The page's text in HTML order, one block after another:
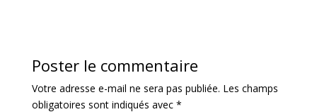
Poster le commentaire
Votre adresse e-mail ne sera pas publiée. Les champs
obligatoires sont indiqués avec *